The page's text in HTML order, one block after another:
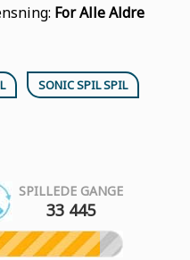
For Alle Aldre
SONIC SPIL SPIL
SPILLEDE GANGE
33 445